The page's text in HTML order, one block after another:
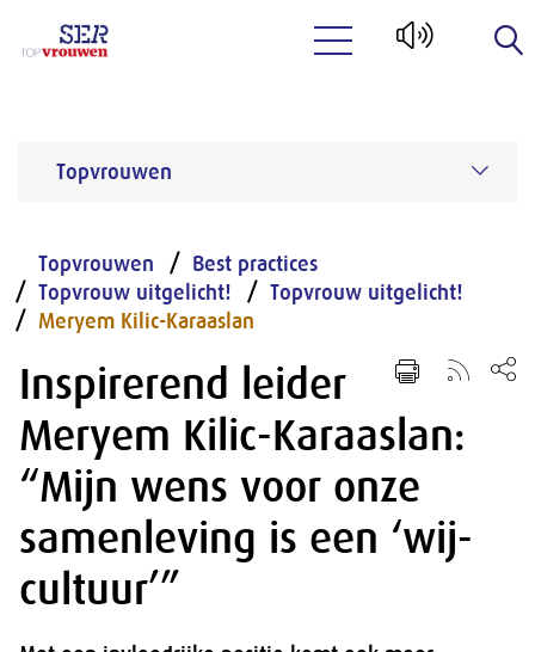
Topvrouwen
Topvrouwen
Best practices
Topvrouw uitgelicht!
Topvrouw uitgelicht!
Meryem Kilic-Karaaslan
Inspirerend leider
Meryem Kilic-Karaaslan:
“Mijn wens voor onze
samenleving is een ‘wij-
cultuur’”